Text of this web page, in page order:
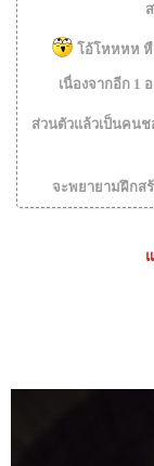
โอ้โหหหห
เนื่องจากอีก 1
ส่วนตัวแล้วเป็นคน
จะพยายามฝึกส